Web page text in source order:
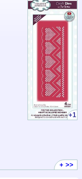
+1
+ >>